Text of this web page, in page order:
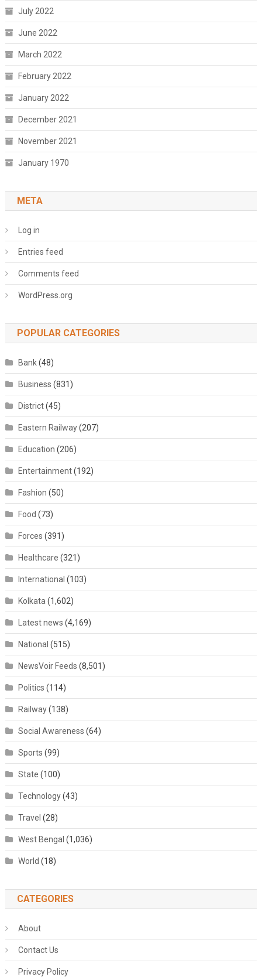
July 2022
June 2022
March 2022
February 2022
January 2022
December 2021
November 2021
January 1970
META
Log in
Entries feed
Comments feed
WordPress.org
POPULAR CATEGORIES
Bank(48)
Business (831)
District(45)
Eastern Railway(207)
Education (206)
Entertainment(192)
Fashion (50)
Food (73)
Forces (391)
Healthcare (321)
International (103)
Kolkata (1,602)
Latest news (4,169)
National (515)
NewsVoir Feeds (8,501)
Politics (114)
Railway(138)
Social Awareness (64)
Sports (99)
State (100)
Technology(43)
Travel (28)
West Bengal (1,036)
World (18)
CATEGORIES
About
Contact Us
Privacy Policy